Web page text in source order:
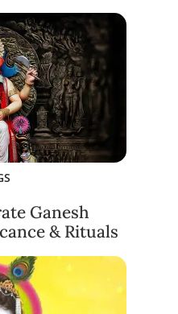
Ganesh
& Rituals